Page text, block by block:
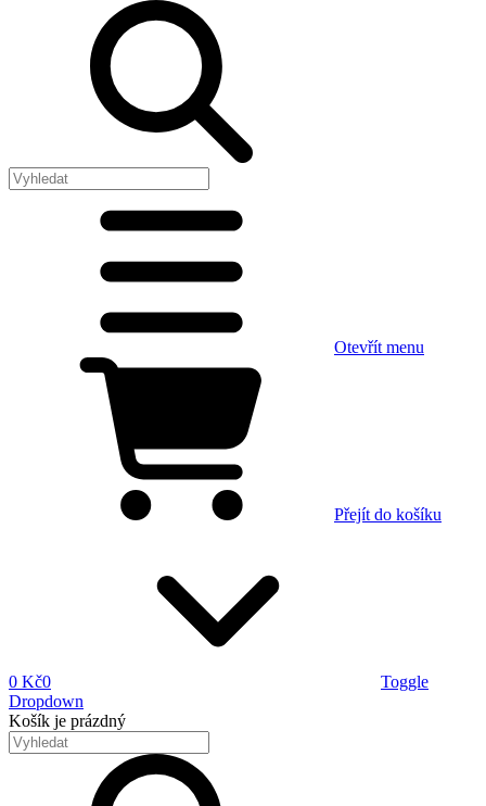
Otevřít menu
Přejít do košíku
0 Kč0
Toggle
Dropdown
Košík je prázdný